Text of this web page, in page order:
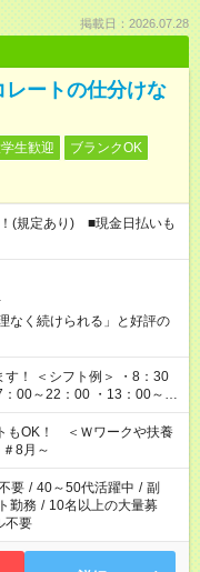
掲載日：2026.07.28
レートの仕分けな
生歓迎
ブランクOK
(規定あり) ■現金日払いも
なく続けられる」と好評の
00～22：00 ・13：00～
もOK！ ＜Ｗワークや扶養
8月～
要 / 40～50代活躍中 / 副
勤務 / 10名以上の大量募
不要